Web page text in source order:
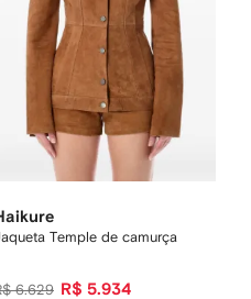
Temple de camurça
6.629 R$ 5.934